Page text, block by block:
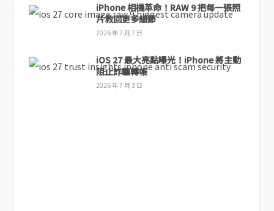
iPhone 相機革命！RAW 9 把每一張照
片救回更多細節
2026 年 7 月 7 日
iOS 27 最大亮點曝光！iPhone 將主動
阻止詐騙轉帳
2026 年 7 月 3 日